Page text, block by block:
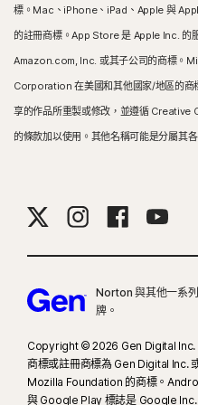
標。Mac、iPhone、iPad、Apple 與
的註冊商標。App Store 是 Apple Inc. 的
Amazon.com, Inc. 或其子公司的商標
Corporation 在美國和其他國家/地區的
享的作品所重製或修改，並遵循
的條款加以使用。其他名稱可能是分屬其
Norton 與其他一系
牌。
Copyright © 2026 Gen Digital Inc.
商標或註冊商標為 Gen Digital Inc.
Mozilla Foundation 的商標。
與 Google Play 標誌是 Google